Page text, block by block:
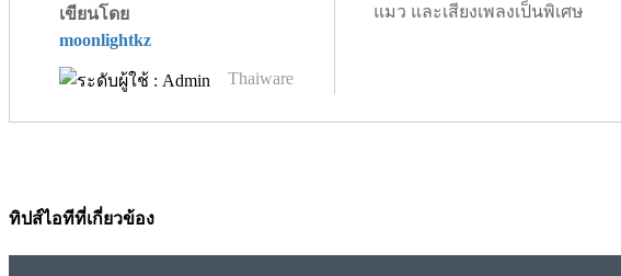
เขียนโดย
moonlightkz
Thaiware
แมว และเสียงเพลงเป็นพิเศษ
ทิปส์ไอทีที่เกี่ยวข้อง